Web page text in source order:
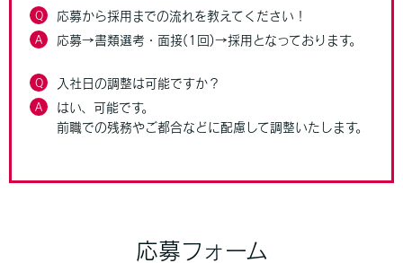
Q 応募から採用までの流れを教えてください！
A 応募→書類選考・面接(1回)→採用となっております。
Q 入社日の調整は可能ですか？
A
はい、可能です。
前職での残務やご都合などに配慮して調整いたします。